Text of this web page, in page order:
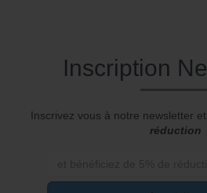
Inscription
Inscrivez vous à notre newsletter
réduction